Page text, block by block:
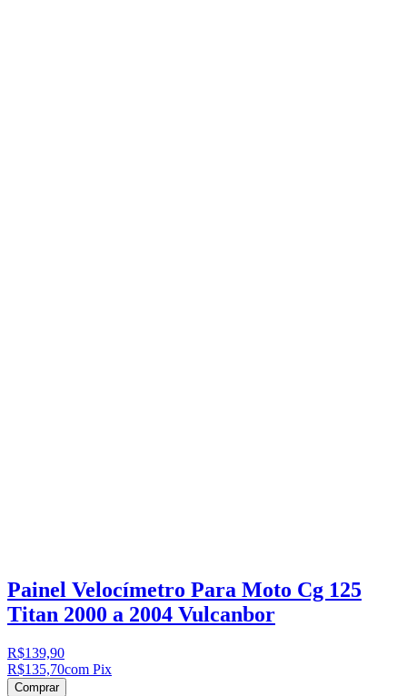
Painel Velocímetro Para Moto Cg 125
Titan 2000 a 2004 Vulcanbor
R$139,90
R$135,70com Pix
Comprar